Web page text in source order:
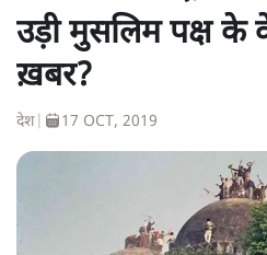
उड़ी मुसलिम पक्ष
ख़बर?
देश 17 OCT, 2019